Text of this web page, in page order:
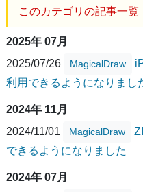
このカテゴリの記事一覧
2025年 07月
2025/07/26
MagicalDraw
利用できるようになりまし
2024年 11月
2024/11/01
MagicalDraw
できるようになりました
2024年 07月